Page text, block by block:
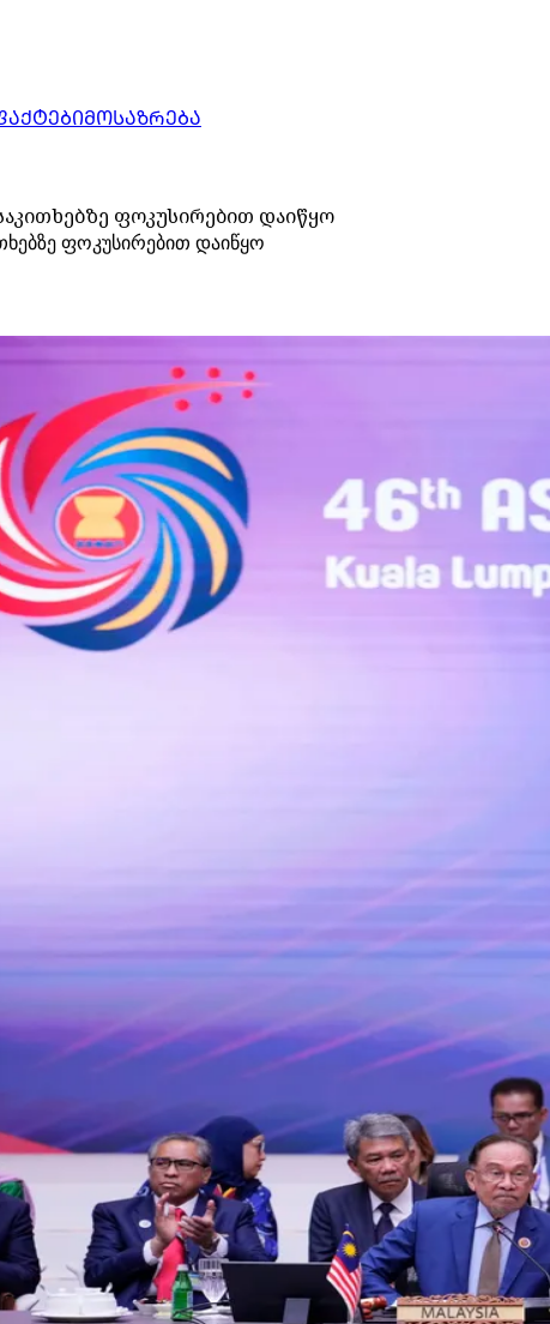
ᲛᲝᲡᲐᲖᲠᲔᲑᲐ
ფოკუსირებით დაიწყო
ფოკუსირებით დაიწყო